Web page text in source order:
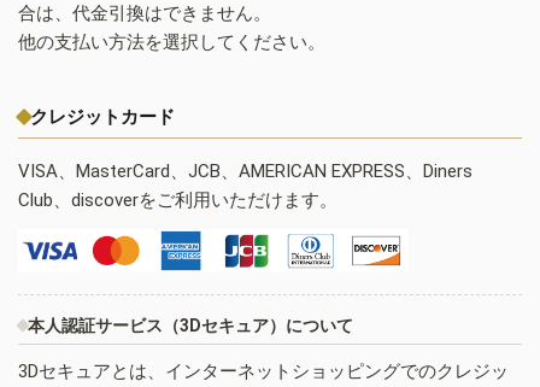
合は、代金引換はできません。
他の支払い方法を選択してください。
クレジットカード
VISA、MasterCard、JCB、AMERICAN EXPRESS、Diners
Club、discoverをご利用いただけます。
本人認証サービス（3Dセキュア）について
3Dセキュアとは、インターネットショッピングでのクレジッ